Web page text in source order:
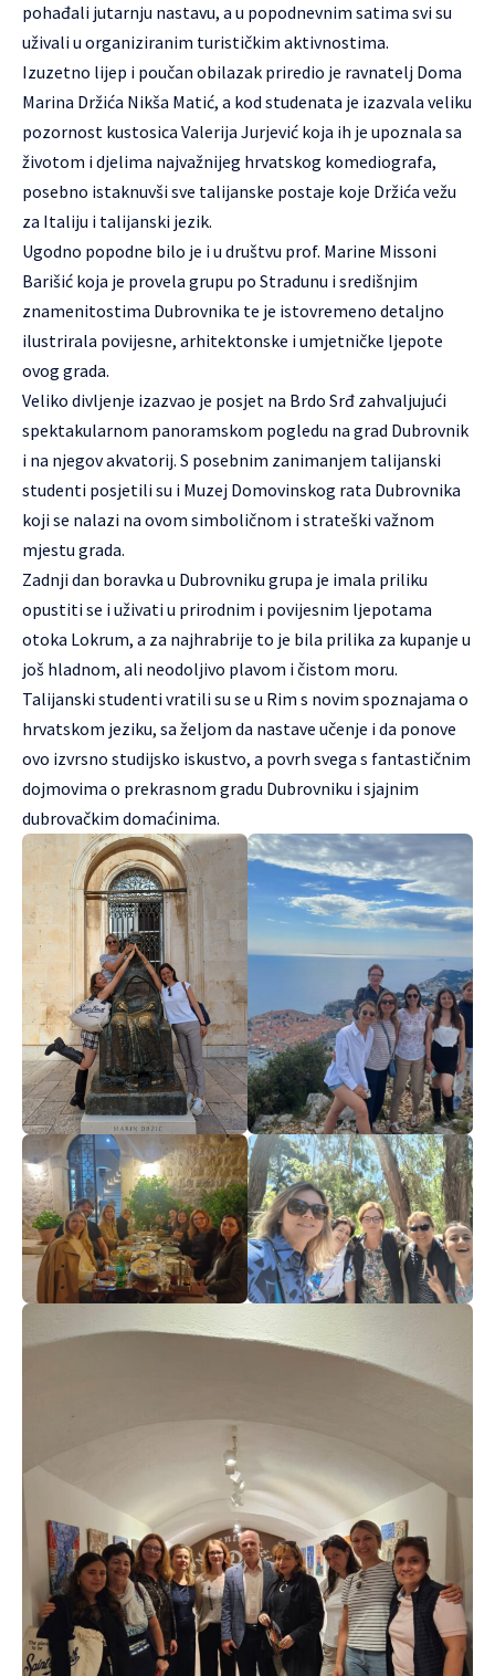
pohađali jutarnju nastavu, a u popodnevnim satima svi su
uživali u organiziranim turističkim aktivnostima.
Izuzetno lijep i poučan obilazak priredio je ravnatelj Doma
Marina Držića Nikša Matić, a kod studenata je izazvala veliku
pozornost kustosica Valerija Jurjević koja ih je upoznala sa
životom i djelima najvažnijeg hrvatskog komediografa,
posebno istaknuvši sve talijanske postaje koje Držića vežu
za Italiju i talijanski jezik.
Ugodno popodne bilo je i u društvu prof. Marine Missoni
Barišić koja je provela grupu po Stradunu i središnjim
znamenitostima Dubrovnika te je istovremeno detaljno
ilustrirala povijesne, arhitektonske i umjetničke ljepote
ovog grada.
Veliko divljenje izazvao je posjet na Brdo Srđ zahvaljujući
spektakularnom panoramskom pogledu na grad Dubrovnik
i na njegov akvatorij. S posebnim zanimanjem talijanski
studenti posjetili su i Muzej Domovinskog rata Dubrovnika
koji se nalazi na ovom simboličnom i strateški važnom
mjestu grada.
Zadnji dan boravka u Dubrovniku grupa je imala priliku
opustiti se i uživati u prirodnim i povijesnim ljepotama
otoka Lokrum, a za najhrabrije to je bila prilika za kupanje u
još hladnom, ali neodoljivo plavom i čistom moru.
Talijanski studenti vratili su se u Rim s novim spoznajama o
hrvatskom jeziku, sa željom da nastave učenje i da ponove
ovo izvrsno studijsko iskustvo, a povrh svega s fantastičnim
dojmovima o prekrasnom gradu Dubrovniku i sjajnim
dubrovačkim domaćinima.